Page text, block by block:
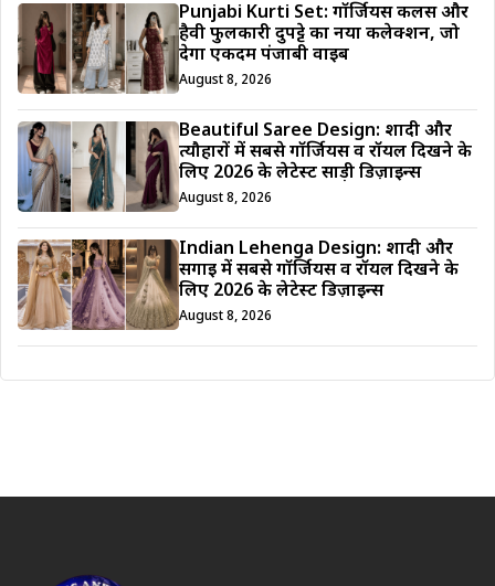
Punjabi Kurti Set: गॉर्जियस कलर्स और
हैवी फुलकारी दुपट्टे का नया कलेक्शन, जो
देगा एकदम पंजाबी वाइब
August 8, 2026
Beautiful Saree Design: शादी और
त्यौहारों में सबसे गॉर्जियस व रॉयल दिखने के
लिए 2026 के लेटेस्ट साड़ी डिज़ाइन्स
August 8, 2026
Indian Lehenga Design: शादी और
सगाई में सबसे गॉर्जियस व रॉयल दिखने के
लिए 2026 के लेटेस्ट डिज़ाइन्स
August 8, 2026